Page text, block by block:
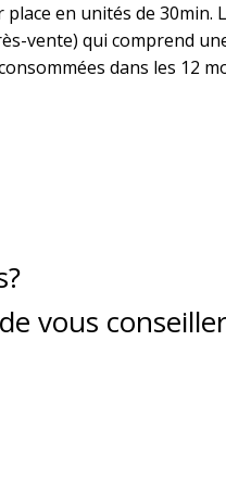
en unités de 30min.
vente) qui comprend
dans les 12
vous